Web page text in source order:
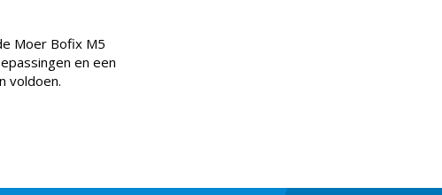
Moer Bofix M5
en een
voldoen.